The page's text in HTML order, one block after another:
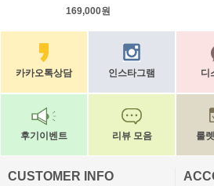
169,000원
카카오톡상담 인스타그램 디
후기이벤트 리뷰 모음 룰
CUSTOMER INFO